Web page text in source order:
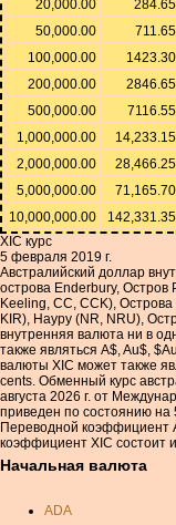
20,000.00
284.65
50,000.00
711.65
100,000.00
1423.30
200,000.00
2846.65
500,000.00
7116.55
1,000,000.00
14,233.15
2,000,000.00
28,466.25
5,000,000.00
71,165.70
10,000,000.00
142,331.35
XIC курс
5 февраля 2019 г.
Австралийский доллар
острова Enderbury, Остров
Keeling, CC, CCK),
KIR), Науру (NR, NRU),
внутренняя валюта ни в
также являться A$, Au$,
валюты XIC может также
cents. Обменный курс
августа 2026 г. от
приведен по состоянию на
Переводной коэффициент
коэффициент XIC состоит
Начальная валюта
ADA